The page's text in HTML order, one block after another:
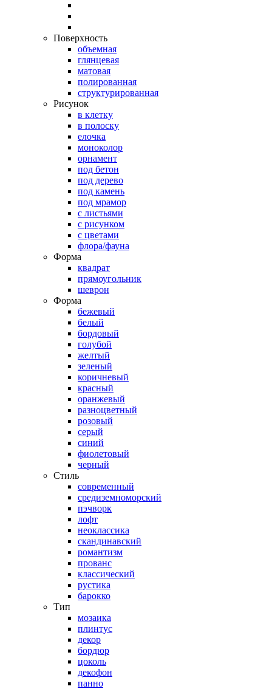
Поверхность
объемная
глянцевая
матовая
полированная
структурированная
Рисунок
в клетку
в полоску
елочка
моноколор
орнамент
под бетон
под дерево
под камень
под мрамор
с листьями
с рисунком
с цветами
флора/фауна
Форма
квадрат
прямоугольник
шеврон
Форма
бежевый
белый
бордовый
голубой
желтый
зеленый
коричневый
красный
оранжевый
разноцветный
розовый
серый
синий
фиолетовый
черный
Стиль
современный
средиземноморский
пэчворк
лофт
неоклассика
скандинавский
романтизм
прованс
классический
рустика
барокко
Тип
мозаика
плинтус
декор
бордюр
цоколь
декофон
панно